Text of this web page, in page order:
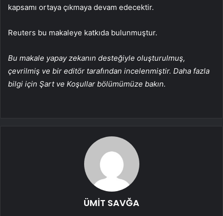
kapsamı ortaya çıkmaya devam edecektir.
Reuters bu makaleye katkıda bulunmuştur.
Bu makale yapay zekanın desteğiyle oluşturulmuş,
çevrilmiş ve bir editör tarafından incelenmiştir. Daha fazla
bilgi için Şart ve Koşullar bölümümüze bakın.
ÜMİT SAVĞA